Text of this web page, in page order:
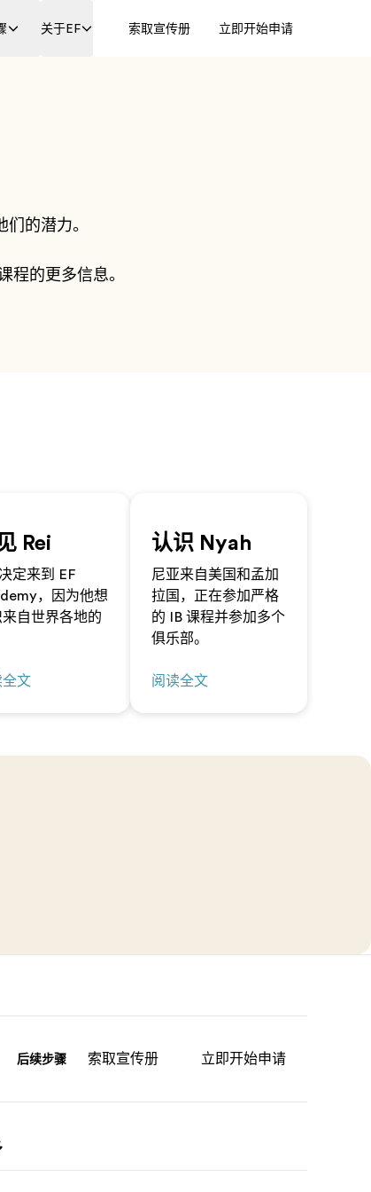
关于EF 索取宣传册 立即开始申请
的潜力。
程的更多信息。
Rei
定来到 EF
，因为他想
自世界各地的
全文
认识 Nyah
尼亚来自美国和孟加
拉国，正在参加严格
的 IB 课程并参加多个
俱乐部。
阅读全文
后续步骤 索取宣传册 立即开始申请